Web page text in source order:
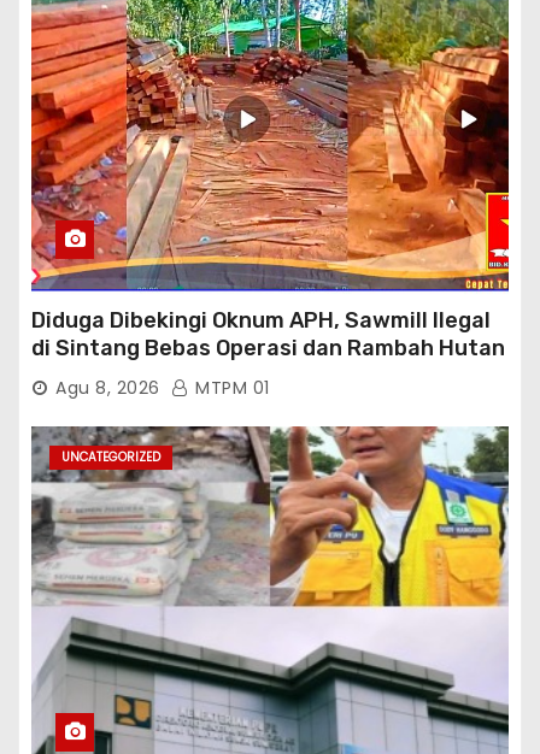
Diduga Dibekingi Oknum APH, Sawmill Ilegal
di Sintang Bebas Operasi dan Rambah Hutan
Lindung
Agu 8, 2026 MTPM 01
UNCATEGORIZED